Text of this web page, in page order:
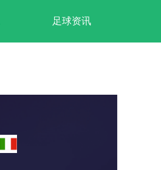
足球资讯